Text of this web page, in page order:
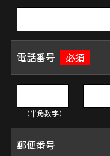
電話番号 必須
-
（半角数字）
郵便番号